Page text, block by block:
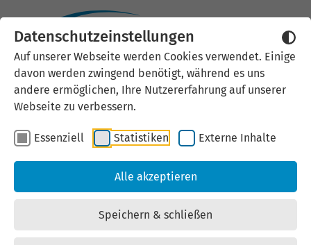
Datenschutzeinstellungen
Auf unserer Webseite werden Cookies verwendet. Einige
davon werden zwingend benötigt, während es uns
andere ermöglichen, Ihre Nutzererfahrung auf unserer
Webseite zu verbessern.
Essenziell Statistiken Externe Inhalte
Alle akzeptieren
Speichern & schließen
Externen Inhalt laden
Wir verwenden auf unserer
Website externe Inhalte, um Ihnen
zusätzliche Informationen
anzubieten. Einige externe Inhalte
(z.B. Google Maps, Youtube)
können persönliche Daten (z.B. IP-
Mit der Bestätigung erklären Sie